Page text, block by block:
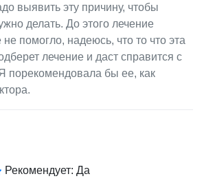
выявить эту причину, чтобы
делать. До этого лечение
не помогло, надеюсь, что то что эта
лечение и даст справится с
порекомендовала бы ее, как
Рекомендует: Да